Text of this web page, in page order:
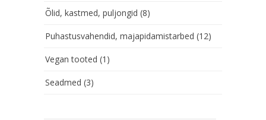
Õlid, kastmed, puljongid (8)
Puhastusvahendid, majapidamistarbed (12)
Vegan tooted (1)
Seadmed (3)